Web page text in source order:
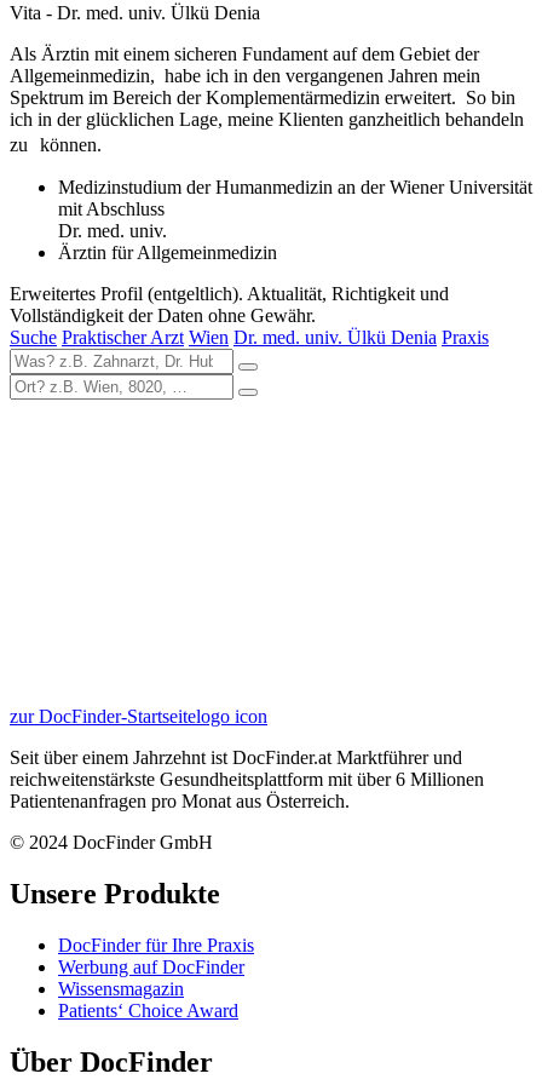
Vita - Dr. med. univ. Ülkü Denia
Als Ärztin mit einem sicheren Fundament auf dem Gebiet der
Allgemeinmedizin, habe ich in den vergangenen Jahren mein
Spektrum im Bereich der Komplementärmedizin erweitert. So bin
ich in der glücklichen Lage, meine Klienten ganzheitlich behandeln
zu können.
Medizinstudium der Humanmedizin an der Wiener Universität
mit Abschluss
Dr. med. univ.
Ärztin für Allgemeinmedizin
Erweitertes Profil (entgeltlich). Aktualität, Richtigkeit und
Vollständigkeit der Daten ohne Gewähr.
Suche Praktischer Arzt Wien Dr. med. univ. Ülkü Denia Praxis
zur DocFinder-Startseitelogo icon
Seit über einem Jahrzehnt ist DocFinder.at Marktführer und
reichweitenstärkste Gesundheitsplattform mit über 6 Millionen
Patientenanfragen pro Monat aus Österreich.
© 2024 DocFinder GmbH
Unsere Produkte
DocFinder für Ihre Praxis
Werbung auf DocFinder
Wissensmagazin
Patients‘ Choice Award
Über DocFinder